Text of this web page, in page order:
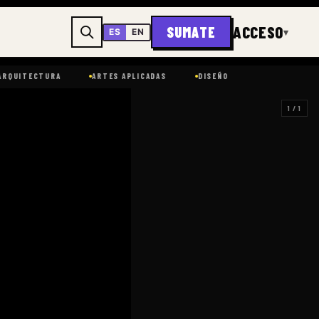
ES EN SUMATE ACCESO▾
ARTES APLICADAS DISEÑO
1 / 1